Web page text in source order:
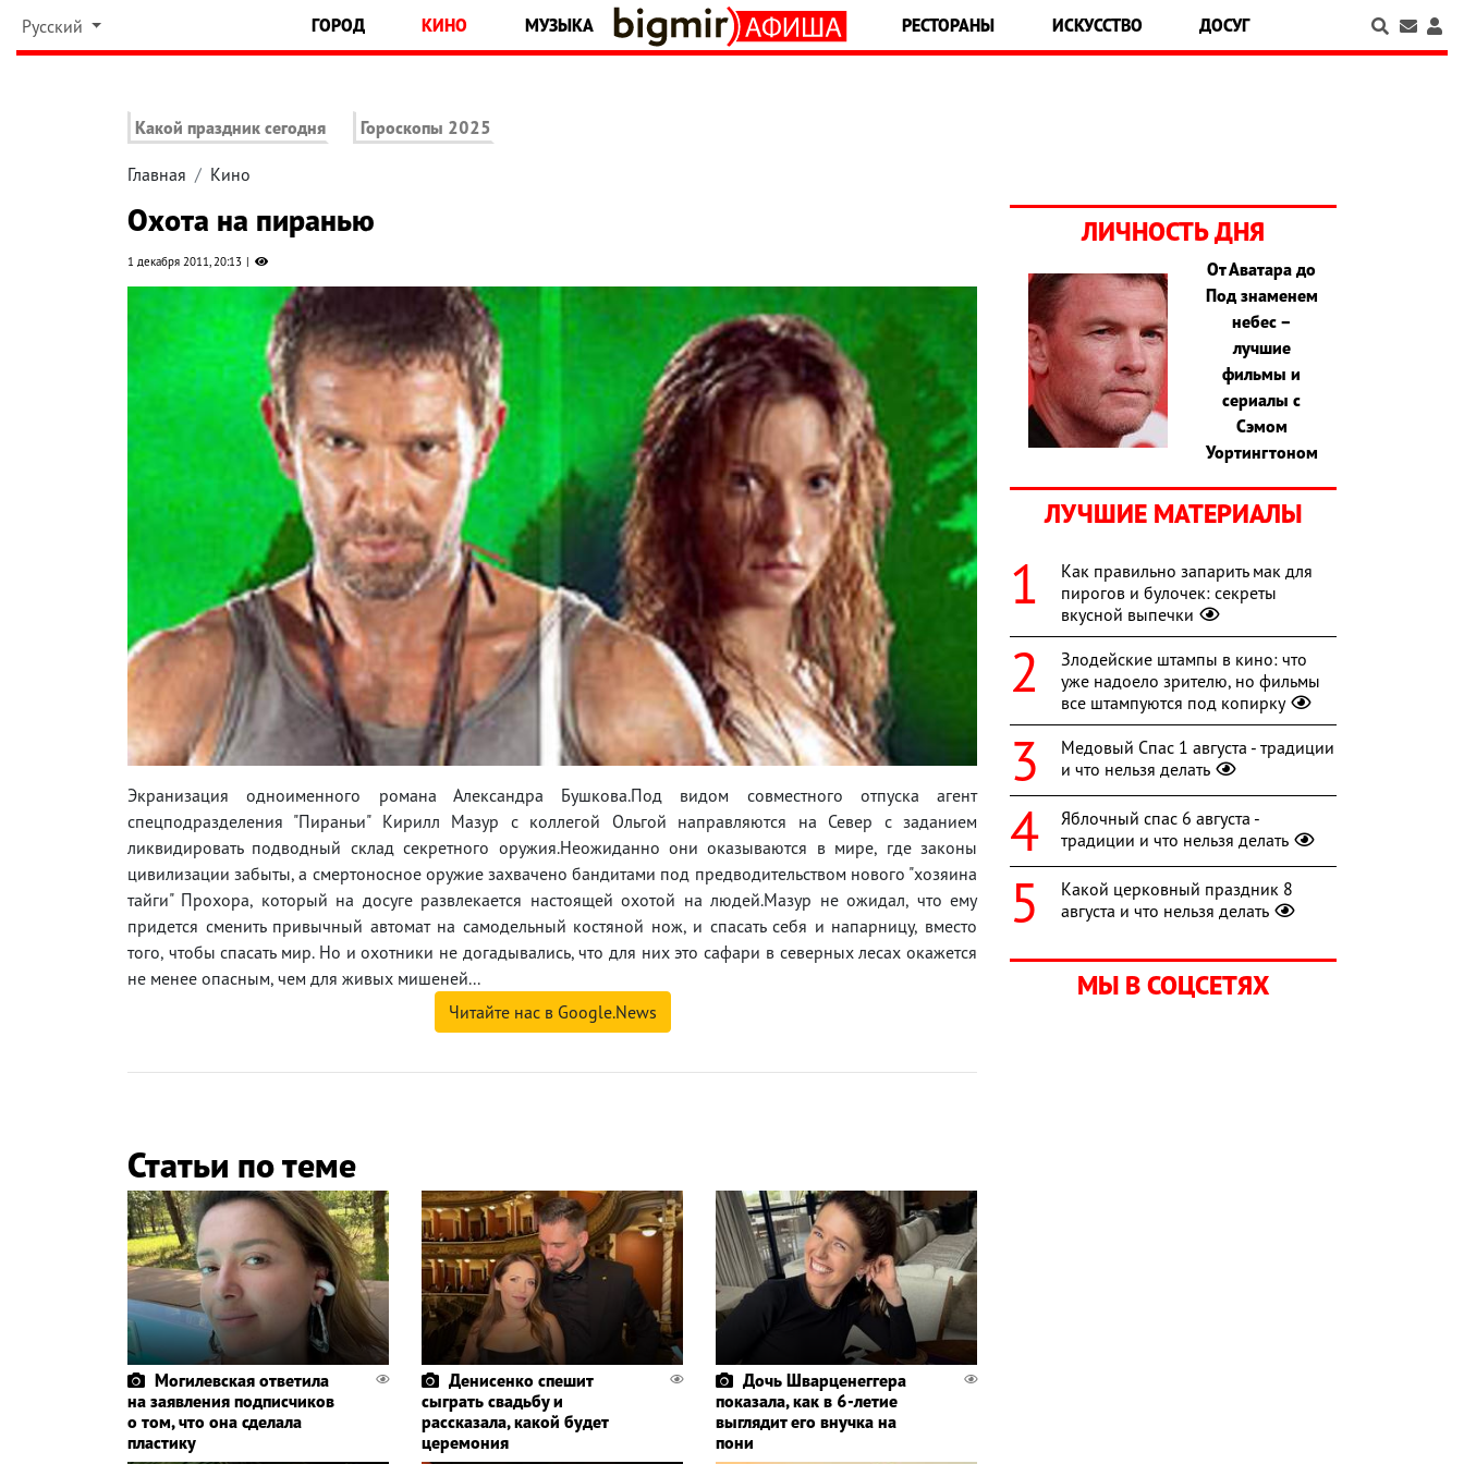
Русский ГОРОД КИНО МУЗЫКА РЕСТОРАНЫ ИСКУССТВО ДОСУГ
Какой праздник сегодня Гороскопы 2025
Главная Кино
Охота на пиранью
1 декабря 2011, 20:13
Экранизация одноименного романа Александра Бушкова.Под видом совместного отпуска агент
спецподразделения "Пираньи" Кирилл Мазур с коллегой Ольгой направляются на Север с заданием
ликвидировать подводный склад секретного оружия.Неожиданно они оказываются в мире, где законы
цивилизации забыты, а смертоносное оружие захвачено бандитами под предводительством нового "хозяина
тайги" Прохора, который на досуге развлекается настоящей охотой на людей.Мазур не ожидал, что ему
придется сменить привычный автомат на самодельный костяной нож, и спасать себя и напарницу, вместо
того, чтобы спасать мир. Но и охотники не догадывались, что для них это сафари в северных лесах окажется
не менее опасным, чем для живых мишеней...
Читайте нас в Google.News
Статьи по теме
Могилевская ответила
на заявления подписчиков
о том, что она сделала
пластику
Денисенко спешит
сыграть свадьбу и
рассказала, какой будет
церемония
Дочь Шварценеггера
показала, как в 6-летие
выглядит его внучка на
пони
ЛИЧНОСТЬ ДНЯ
От Аватара до
Под знаменем
небес –
лучшие
фильмы и
сериалы с
Сэмом
Уортингтоном
ЛУЧШИЕ МАТЕРИАЛЫ
Как правильно запарить мак для
пирогов и булочек: секреты
вкусной выпечки
Злодейские штампы в кино: что
уже надоело зрителю, но фильмы
все штампуются под копирку
Медовый Спас 1 августа - традиции
и что нельзя делать
Яблочный спас 6 августа -
традиции и что нельзя делать
Какой церковный праздник 8
августа и что нельзя делать
МЫ В СОЦСЕТЯХ